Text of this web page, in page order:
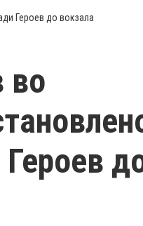
Героев до вокзала
во